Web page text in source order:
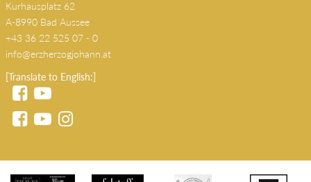
Kurhausplatz 62
A-8990 Bad Aussee
+43 36 22 525 07 - 0
info@erzherzogjohann.at
[Translate to English:]